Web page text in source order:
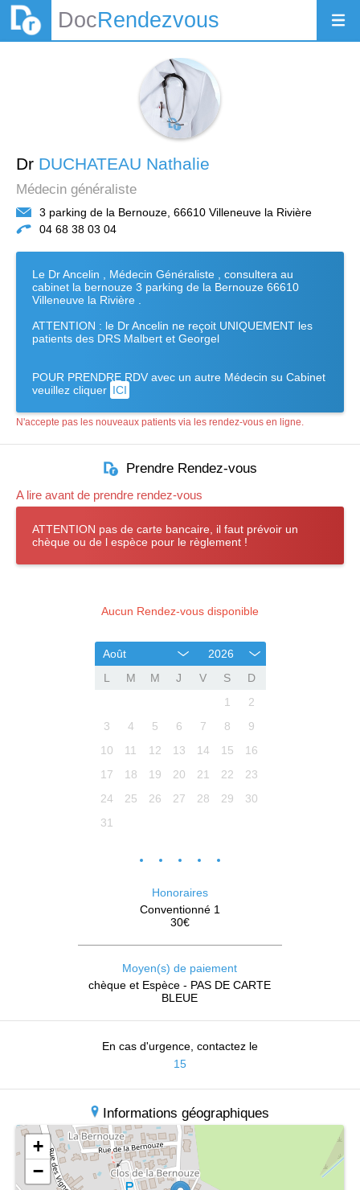
DocRendezvous
Dr DUCHATEAU Nathalie
Médecin généraliste
3 parking de la Bernouze, 66610 Villeneuve la Rivière
04 68 38 03 04
Le Dr Ancelin , Médecin Généraliste , consultera au
cabinet la bernouze 3 parking de la Bernouze 66610
Villeneuve la Rivière .
ATTENTION : le Dr Ancelin ne reçoit UNIQUEMENT les
patients des DRS Malbert et Georgel
POUR PRENDRE RDV avec un autre Médecin su Cabinet
veuillez cliquer ICI
N'accepte pas les nouveaux patients via les rendez-vous en ligne.
Prendre Rendez-vous
A lire avant de prendre rendez-vous
ATTENTION pas de carte bancaire, il faut prévoir un
chèque ou de l espèce pour le règlement !
Aucun Rendez-vous disponible
Août
2026
L
M M J V S
D
1
2
3
4 5 6 7 8
9
10
11 12 13 14 15
16
17
18 19 20 21 22
23
24
25 26 27 28 29
30
31
Honoraires
Conventionné 1
30€
Moyen(s) de paiement
chèque et Espèce - PAS DE CARTE
BLEUE
En cas d'urgence, contactez le
15
Informations géographiques
+
−